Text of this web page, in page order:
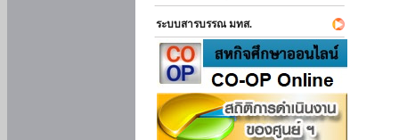
ระบบสารบรรณ มทส.